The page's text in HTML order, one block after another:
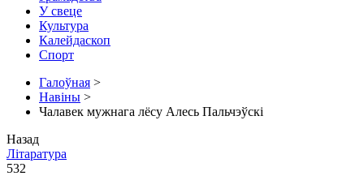
У свеце
Культура
Калейдаскоп
Спорт
Галоўная >
Навіны >
Чалавек мужнага лёсу Алесь Пальчэўскі
Назад
Літаратура
532